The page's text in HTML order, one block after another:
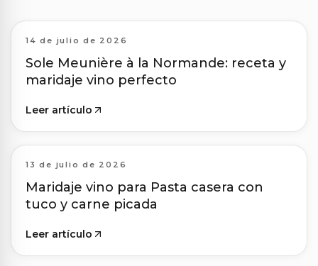
14 de julio de 2026
Sole Meunière à la Normande: receta y
maridaje vino perfecto
Leer artículo
13 de julio de 2026
Maridaje vino para Pasta casera con
tuco y carne picada
Leer artículo